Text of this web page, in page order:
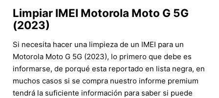
Limpiar IMEI Motorola Moto G 5G
(2023)
Si necesita hacer una limpieza de un IMEI para un
Motorola Moto G 5G (2023), lo primero que debe es
informarse, de porqué esta reportado en lista negra, en
muchos casos si se compra nuestro informe premium
tendrá la suficiente información para saber si puede